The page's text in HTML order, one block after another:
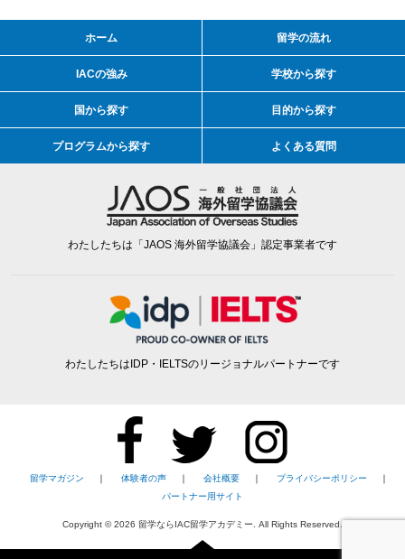
ホーム 留学の流れ
IACの強み 学校から探す
国から探す 目的から探す
プログラムから探す よくある質問
わたしたちは「JAOS 海外留学協議会」認定事業者です
わたしたちはIDP・IELTSのリージョナルパートナーです
留学マガジン ｜ 体験者の声 ｜ 会社概要 ｜ プライバシーポリシー
｜
パートナー用サイト
Copyright ©2026 留学ならIAC留学アカデミー. All Rights Reserved.